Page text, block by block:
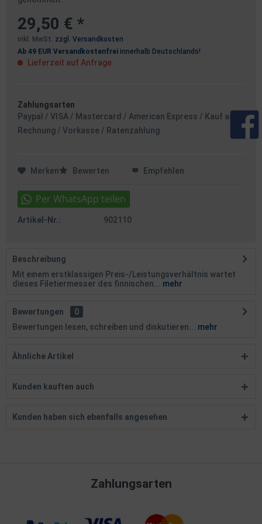
29,50 € *
inkl. MwSt. zzgl. Versandkosten
Ab 49 EUR Versandkostenfrei innerhalb Deutschlands!
Lieferzeit auf Anfrage
Zahlungsarten
Paypal / VISA / Mastercard / American Express / Kauf auf
Rechnung / Vorkasse / Ratenzahlung
Merken Bewerten Empfehlen
Artikel-Nr.: 902110
Beschreibung
Mit einem erstklassigen Preis-/Leistungsverhältnis wartet
dieses Filetiermesser des finnischen...
mehr
Bewertungen
0
Bewertungen lesen, schreiben und diskutieren...
mehr
Ähnliche Artikel
Kunden kauften auch
Kunden haben sich ebenfalls angesehen
Zahlungsarten